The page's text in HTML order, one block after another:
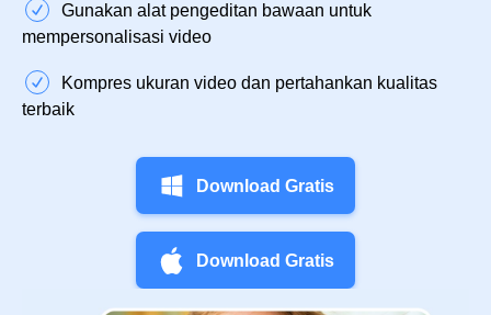
Gunakan alat pengeditan bawaan untuk
mempersonalisasi video
Kompres ukuran video dan pertahankan kualitas
terbaik
Download Gratis
Download Gratis